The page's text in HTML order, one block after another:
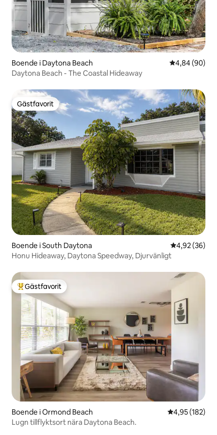
Boende i Daytona Beach 4,84 av 5 i
4,84 (90)
Daytona Beach - The Coastal Hideaway
Gästfavorit
Gästfavorit
Boende i South Daytona 4,92 av 5 i
4,92 (36)
Honu Hideaway, Daytona Speedway, Djurvänligt
Populär gästfavorit
Gästfavorit
Boende i Ormond Beach 4,95 av 5 i
4,95 (182)
Lugn tillflyktsort nära Daytona Beach.